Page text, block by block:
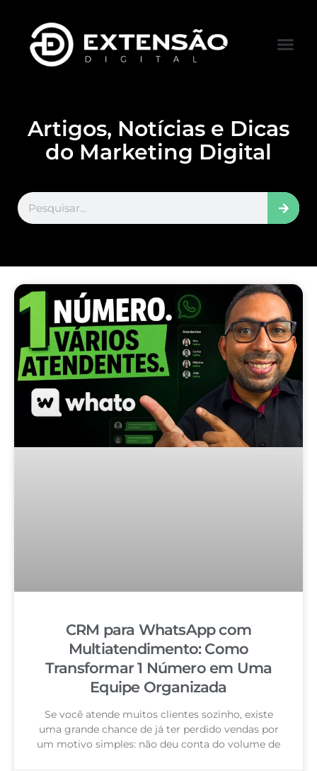
Artigos, Notícias e Dicas
do Marketing Digital
CRM para WhatsApp com
Multiatendimento: Como
Transformar 1 Número em Uma
Equipe Organizada
Se você atende muitos clientes sozinho, existe
uma grande chance de já ter perdido vendas por
um motivo simples: não deu conta do volume de